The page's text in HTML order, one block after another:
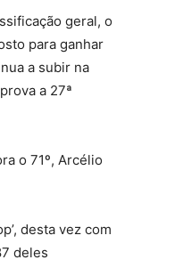
geral, o
para ganhar
a subir na
a 27ª
o 71º, Arcélio
desta vez com
deles